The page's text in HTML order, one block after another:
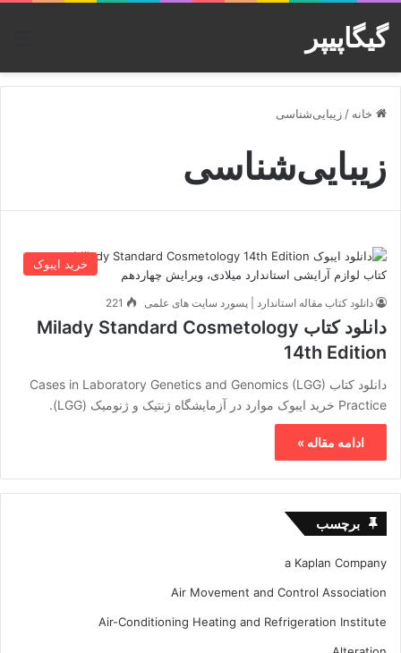
گیگاپیپر
خانه / زیبایی‌شناسی
زیبایی‌شناسی
خرید ایبوک
دانلود کتاب مقاله استاندارد | پسورد سایت های علمی 221
دانلود کتاب Milady Standard Cosmetology
14th Edition
دانلود کتاب Cases in Laboratory Genetics and Genomics (LGG)
Practice خرید ایبوک موارد در آزمایشگاه ژنتیک و ژنومیک (LGG).
ادامه مقاله »
برچسب
a Kaplan Company
Air Movement and Control Association
Air-Conditioning Heating and Refrigeration Institute